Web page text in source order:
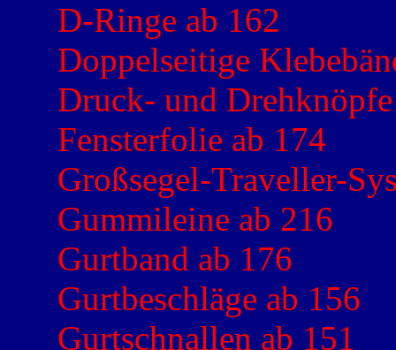
D-Ringe ab 162
Doppelseitige
Druck- und
Fensterfolie ab 174
Großsegel-Traveller-
Gummileine ab 216
Gurtband ab 176
Gurtbeschläge ab 156
Gurtschnallen ab 151